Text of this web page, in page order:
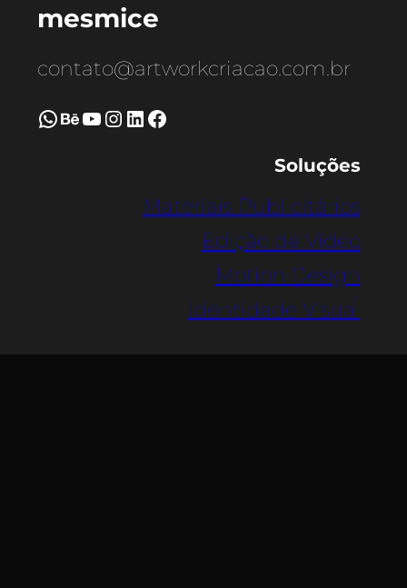
mesmice
contato@artworkcriacao.com.br
WhatsApp Behance Youtube Instagram LinkedIn Facebook
Soluções
Materiais Publicitários
Edição de Vídeo
Motion Design
Identidade Visual